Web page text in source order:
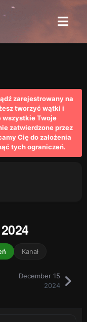
zarejestrowany na
tworzyć wątki i
wszystkie Twoje
zatwierdzone przez
Cię do założenia
tych ograniczeń.
Kanał
December 15
2024